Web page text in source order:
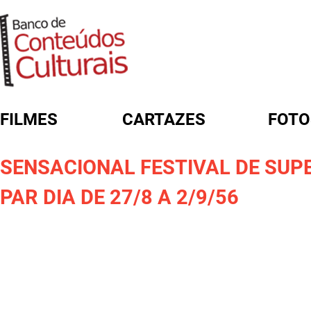
FILMES CARTAZES
SENSACIONAL FESTIVAL DE
PAR DIA DE 27/8 A 2/9/56
FORMULÁRIO DE BUSCA